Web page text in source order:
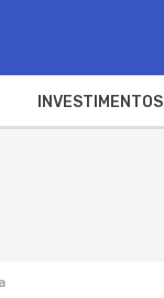
INVESTIMENTOS